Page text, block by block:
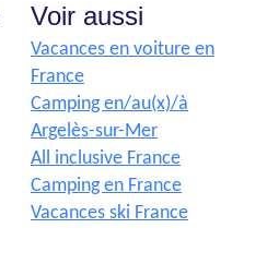
Voir aussi
Vacances en voiture en
France
Camping en/au(x)/à
Argelès-sur-Mer
All inclusive France
Camping en France
Vacances ski France